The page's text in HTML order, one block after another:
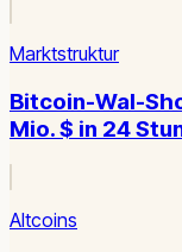
Marktstruktur
Bitcoin-Wal-
Mio. $ in 24
Altcoins